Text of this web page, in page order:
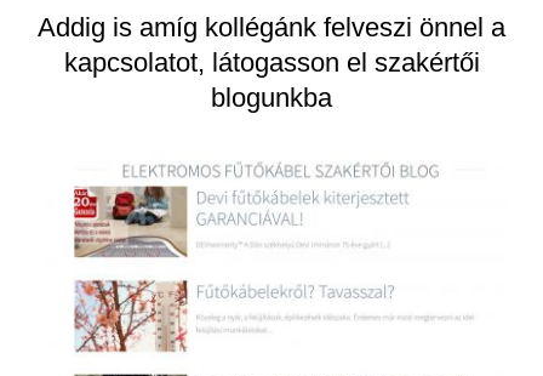
Addig is amíg kollégánk felveszi önnel a
kapcsolatot, látogasson el szakértői
blogunkba